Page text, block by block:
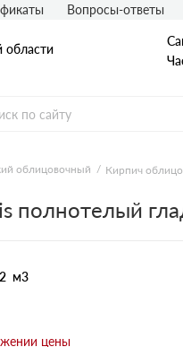
области
Рядовой кирпич
Вопросы-ответы
облицовочный Кирпич
полнотелый
м3